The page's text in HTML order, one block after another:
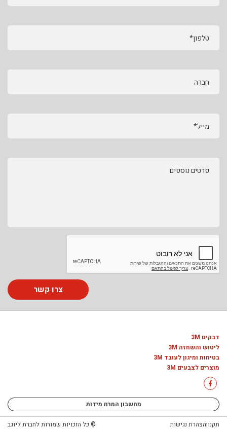
טלפון*
חברה
מייל*
פרטים נוספים
צרו קשר
דבקים 3M
ליטוש והשחזה 3M
בטיחות ומיגון לעובד 3M
מוצרים לצבעים 3M
מחשבון המרת מידות
תקנוןהצהרת נגישות © כל הזכויות שמורות לחברת ליוגב